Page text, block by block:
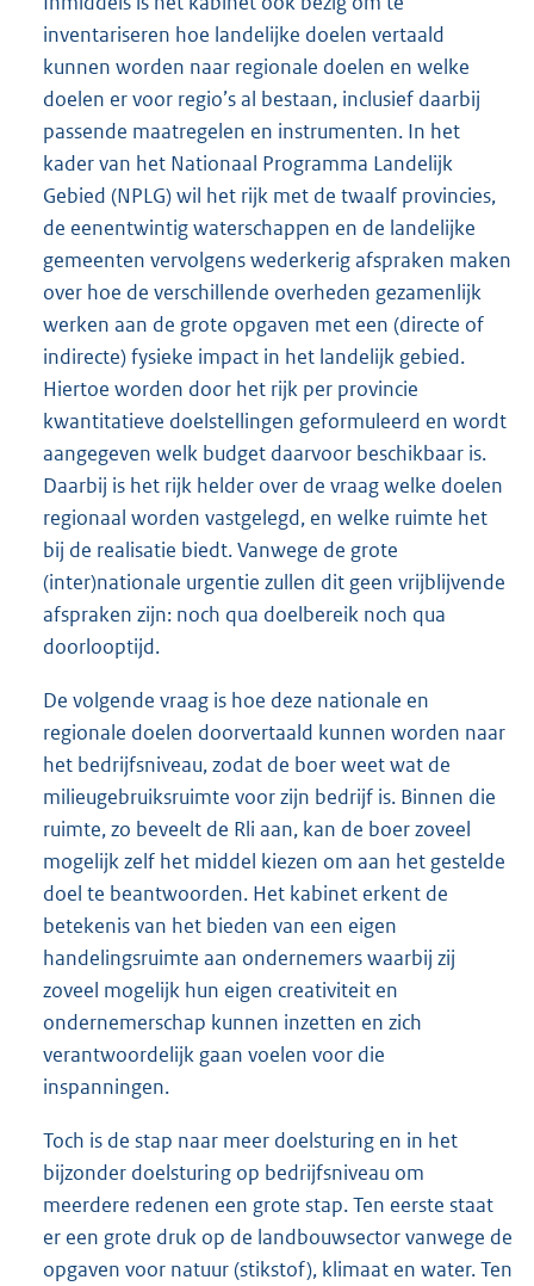
inventariseren hoe landelijke doelen vertaald
kunnen worden naar regionale doelen en welke
doelen er voor regio’s al bestaan, inclusief daarbij
passende maatregelen en instrumenten. In het
kader van het Nationaal Programma Landelijk
Gebied (NPLG) wil het rijk met de twaalf provincies,
de eenentwintig waterschappen en de landelijke
gemeenten vervolgens wederkerig afspraken maken
over hoe de verschillende overheden gezamenlijk
werken aan de grote opgaven met een (directe of
indirecte) fysieke impact in het landelijk gebied.
Hiertoe worden door het rijk per provincie
kwantitatieve doelstellingen geformuleerd en wordt
aangegeven welk budget daarvoor beschikbaar is.
Daarbij is het rijk helder over de vraag welke doelen
regionaal worden vastgelegd, en welke ruimte het
bij de realisatie biedt. Vanwege de grote
(inter)nationale urgentie zullen dit geen vrijblijvende
afspraken zijn: noch qua doelbereik noch qua
doorlooptijd.
De volgende vraag is hoe deze nationale en
regionale doelen doorvertaald kunnen worden naar
het bedrijfsniveau, zodat de boer weet wat de
milieugebruiksruimte voor zijn bedrijf is. Binnen die
ruimte, zo beveelt de Rli aan, kan de boer zoveel
mogelijk zelf het middel kiezen om aan het gestelde
doel te beantwoorden. Het kabinet erkent de
betekenis van het bieden van een eigen
handelingsruimte aan ondernemers waarbij zij
zoveel mogelijk hun eigen creativiteit en
ondernemerschap kunnen inzetten en zich
verantwoordelijk gaan voelen voor die
inspanningen.
Toch is de stap naar meer doelsturing en in het
bijzonder doelsturing op bedrijfsniveau om
meerdere redenen een grote stap. Ten eerste staat
er een grote druk op de landbouwsector vanwege de
opgaven voor natuur (stikstof), klimaat en water. Ten